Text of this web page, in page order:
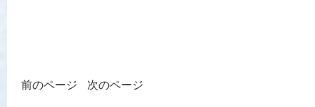
前のページ 次のページ